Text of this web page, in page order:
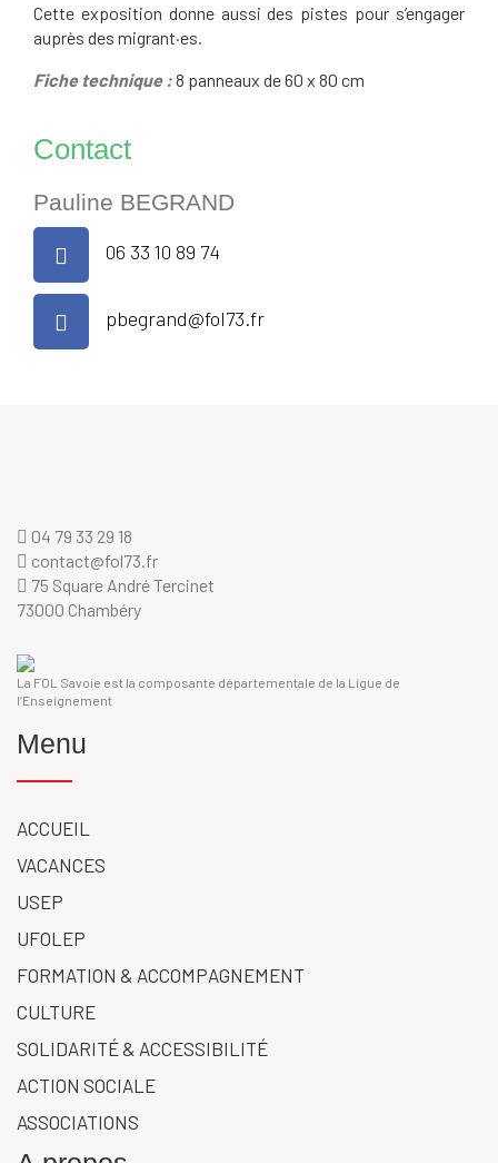
Cette exposition donne aussi des pistes pour s’engager
auprès des migrant·es.
Fiche technique :8 panneaux de 60 x 80 cm
Contact
Pauline BEGRAND
06 33 10 89 74
pbegrand@fol73.fr
04 79 33 29 18
contact@fol73.fr
75 Square André Tercinet
73000 Chambéry
La FOL Savoie est la composante départementale de la Ligue de
l’Enseignement
Menu
ACCUEIL
VACANCES
USEP
UFOLEP
FORMATION & ACCOMPAGNEMENT
CULTURE
SOLIDARITÉ & ACCESSIBILITÉ
ACTION SOCIALE
ASSOCIATIONS